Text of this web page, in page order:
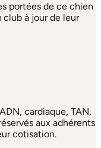
portées de ce chien
club à jour de leur
cardiaque, TAN,
aux adhérents
cotisation.